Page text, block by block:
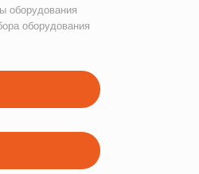
оборудования
оборудования